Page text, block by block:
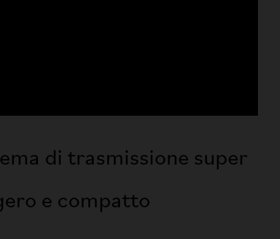
di trasmissione super
e compatto